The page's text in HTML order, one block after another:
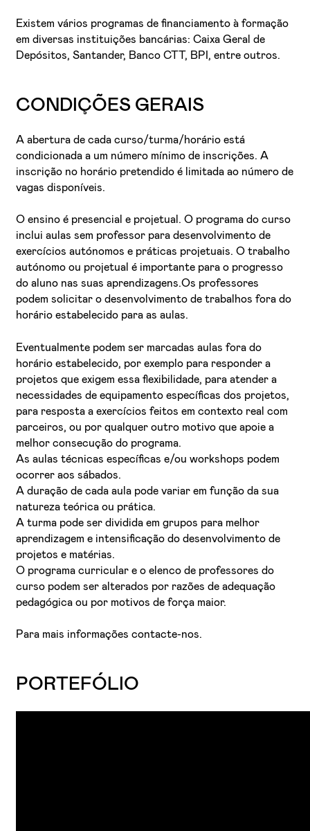
Existem vários programas de financiamento à formação
em diversas instituições bancárias: Caixa Geral de
Depósitos, Santander, Banco CTT, BPI, entre outros.
CONDIÇÕES GERAIS
A abertura de cada curso/turma/horário está
condicionada a um número mínimo de inscrições. A
inscrição no horário pretendido é limitada ao número de
vagas disponíveis.
O ensino é presencial e projetual. O programa do curso
inclui aulas sem professor para desenvolvimento de
exercícios autónomos e práticas projetuais. O trabalho
autónomo ou projetual é importante para o progresso
do aluno nas suas aprendizagens.Os professores
podem solicitar o desenvolvimento de trabalhos fora do
horário estabelecido para as aulas.
Eventualmente podem ser marcadas aulas fora do
horário estabelecido, por exemplo para responder a
projetos que exigem essa flexibilidade, para atender a
necessidades de equipamento específicas dos projetos,
para resposta a exercícios feitos em contexto real com
parceiros, ou por qualquer outro motivo que apoie a
melhor consecução do programa.
As aulas técnicas específicas e/ou workshops podem
ocorrer aos sábados.
A duração de cada aula pode variar em função da sua
natureza teórica ou prática.
A turma pode ser dividida em grupos para melhor
aprendizagem e intensificação do desenvolvimento de
projetos e matérias.
O programa curricular e o elenco de professores do
curso podem ser alterados por razões de adequação
pedagógica ou por motivos de força maior.
Para mais informações contacte-nos.
PORTEFÓLIO